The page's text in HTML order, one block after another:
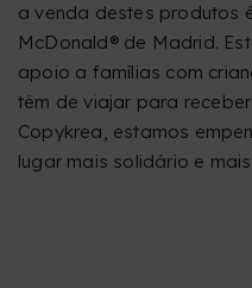
a venda destes produtos
McDonald® de Madrid.
apoio a famílias com
têm de viajar para
Copykrea, estamos
lugar mais solidário e